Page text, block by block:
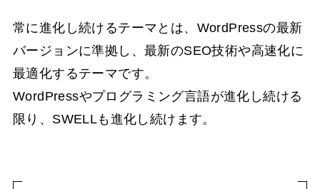
常に進化し続けるテーマとは、WordPressの最新
バージョンに準拠し、最新のSEO技術や高速化に
最適化するテーマです。
WordPressやプログラミング言語が進化し続ける
限り、SWELLも進化し続けます。